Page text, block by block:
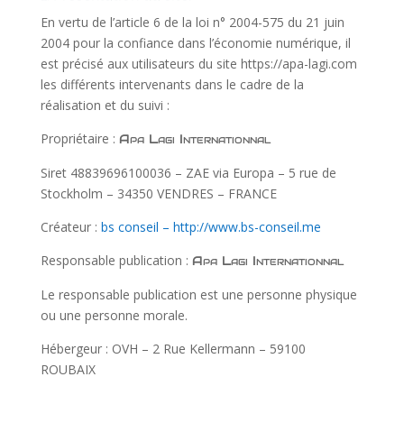
En vertu de l’article 6 de la loi n° 2004-575 du 21 juin
2004 pour la confiance dans l’économie numérique, il
est précisé aux utilisateurs du site https://apa-lagi.com
les différents intervenants dans le cadre de la
réalisation et du suivi :
Propriétaire : Apa Lagi Internationnal
Siret 48839696100036 – ZAE via Europa – 5 rue de
Stockholm – 34350 VENDRES – FRANCE
Créateur : bs conseil – http://www.bs-conseil.me
Responsable publication : Apa Lagi Internationnal
Le responsable publication est une personne physique
ou une personne morale.
Hébergeur : OVH – 2 Rue Kellermann – 59100
ROUBAIX